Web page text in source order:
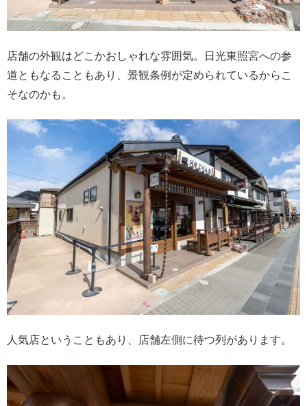
店舗の外観はどこかおしゃれな雰囲気。日光東照宮への参
道ともなることもあり、景観条例が定められているからこ
そなのかも。
人気店ということもあり、店舗左側に待つ列があります。